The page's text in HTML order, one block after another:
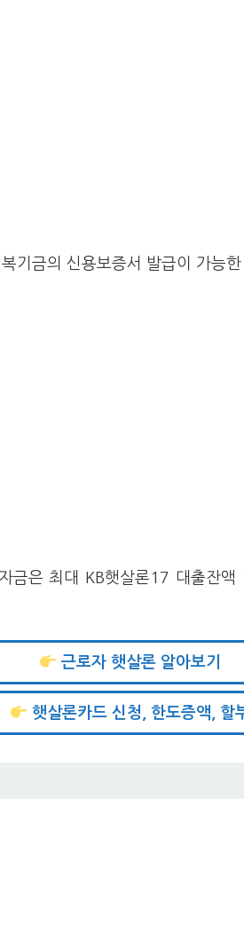
기금의 신용보증서 발급이 가능한
은 최대 KB햇살론17 대출잔액
근로자 햇살론 알아보기
햇살론카드 신청, 한도증액, 할